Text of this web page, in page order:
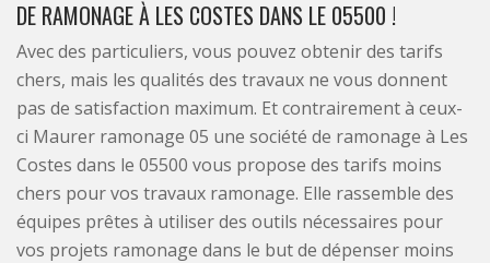
DE RAMONAGE À LES COSTES DANS LE 05500 !
Avec des particuliers, vous pouvez obtenir des tarifs
chers, mais les qualités des travaux ne vous donnent
pas de satisfaction maximum. Et contrairement à ceux-
ci Maurer ramonage 05 une société de ramonage à Les
Costes dans le 05500 vous propose des tarifs moins
chers pour vos travaux ramonage. Elle rassemble des
équipes prêtes à utiliser des outils nécessaires pour
vos projets ramonage dans le but de dépenser moins